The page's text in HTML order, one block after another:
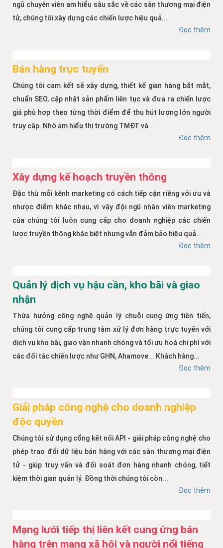
ngũ chuyên viên am hiểu sâu sắc về các sàn thương mại điện
tử, chúng tôi xây dựng các chiến lược hiệu quả...
Đọc thêm
Bán hàng trực tuyến
Chúng tôi cam kết sẽ xây dựng, thiết kế gian hàng bắt mắt,
chuẩn SEO, cập nhật sản phẩm liên tục và đưa ra chiến lược
giá phù hợp theo từng thời điểm để thu hút lượng lớn người
truy cập. Nhờ am hiểu thị trường TMĐT và...
Đọc thêm
Xây dựng kế hoạch truyền thông
Đặc thù mỗi kênh marketing có cách tiếp cận riêng với ưu và
nhược điểm khác nhau, vì vậy đội ngũ nhân viên marketing
của chúng tôi luôn cung cấp cho doanh nghiệp các chiến
lược truyền thông khác biệt nhưng vẫn đảm bảo hiệu quả...
Đọc thêm
Quản lý dịch vụ hậu cần, kho bãi và giao
nhận
Thừa hưởng công nghệ quản lý chuỗi cung ứng tiên tiến,
chúng tôi cung cấp trung tâm xử lý đơn hàng trực tuyến với
dịch vụ kho bãi, giao vận nhanh chóng và tối ưu hoá chi phí với
các đối tác chiến lược như GHN, Ahamove... Khách hàng...
Đọc thêm
Giải pháp công nghệ cho doanh nghiệp
độc quyền
Chúng tôi sử dụng cổng kết nối API - giải pháp công nghệ cho
phép trao đổi dữ liệu bán hàng với các sàn thương mại điện
tử - giúp truy vấn và đối soát đơn hàng nhanh chóng, tiết
kiệm thời gian quản lý. Đồng thời chúng tôi còn...
Đọc thêm
Mạng lưới tiếp thị liên kết cung ứng bán
hàng trên mạng xã hội và người nổi tiếng